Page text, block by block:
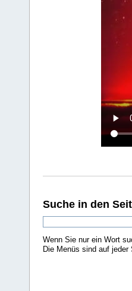
Suche in den
Wenn Sie nur ein Wort
Die Menüs sind auf jeder